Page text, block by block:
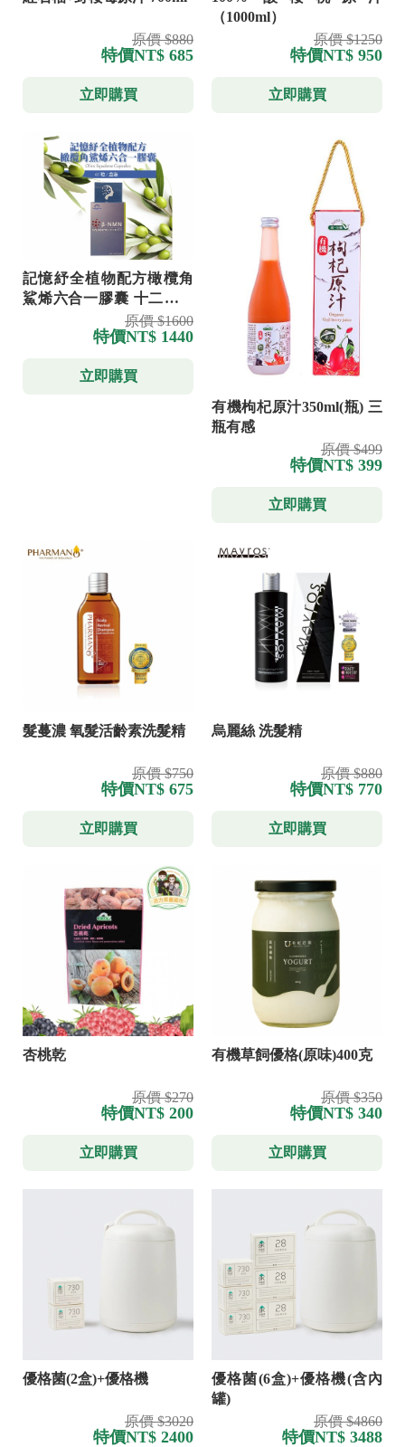
原價 $880
特價NT$ 685
立即購買
（1000ml）
原價 $1250
特價NT$ 950
立即購買
記憶紓全植物配方橄欖角
鯊烯六合一膠囊 十二盒送
原價 $1600
特價NT$ 1440
立即購買
有機枸杞原汁350ml(瓶) 三
瓶有感
原價 $499
特價NT$ 399
立即購買
髮蔓濃 氧髮活齡素洗髮精
原價 $750
特價NT$ 675
立即購買
烏麗絲 洗髮精
原價 $880
特價NT$ 770
立即購買
杏桃乾
原價 $270
特價NT$ 200
立即購買
有機草飼優格(原味)400克
原價 $350
特價NT$ 340
立即購買
優格菌(2盒)+優格機
原價 $3020
特價NT$ 2400
優格菌(6盒)+優格機(含內
罐)
原價 $4860
特價NT$ 3488